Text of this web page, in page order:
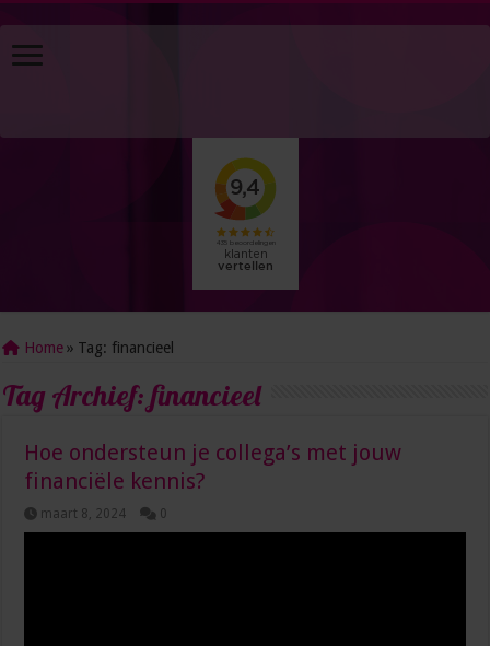
Home » Tag: financieel
Tag Archief:financieel
Hoe ondersteun je collega’s met jouw
financiële kennis?
maart 8, 2024 0